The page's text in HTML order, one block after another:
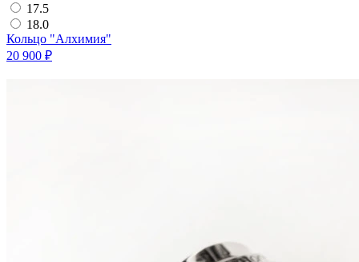
17.5
18.0
Кольцо "Алхимия"
20 900 ₽